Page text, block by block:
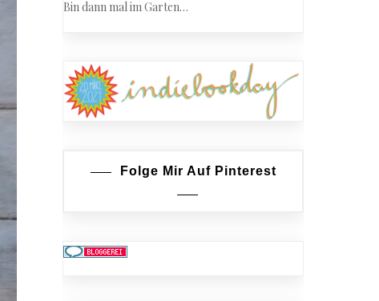
Bin dann mal im Garten…
Folge Mir Auf Pinterest